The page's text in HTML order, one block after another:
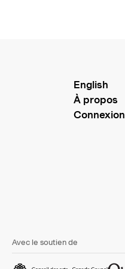
English
À propos
Connexion
Avec le soutien de